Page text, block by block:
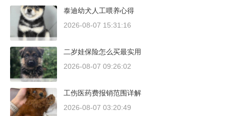
泰迪幼犬人工喂养心得
2026-08-07 15:31:16
二岁娃保险怎么买最实用
2026-08-07 09:26:02
工伤医药费报销范围详解
2026-08-07 03:20:49